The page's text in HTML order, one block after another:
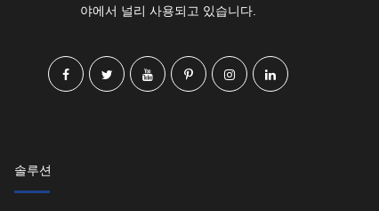
야에서 널리 사용되고 있습니다.
솔루션